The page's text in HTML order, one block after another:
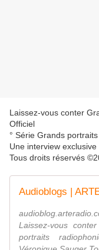
Laissez-vous conter
Officiel
° Série Grands
Une interview
Tous droits réservés
Laissez-vous
portraits